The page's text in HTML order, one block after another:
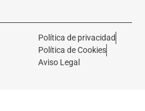
Política de privacidad
Política de Cookies
Aviso Legal